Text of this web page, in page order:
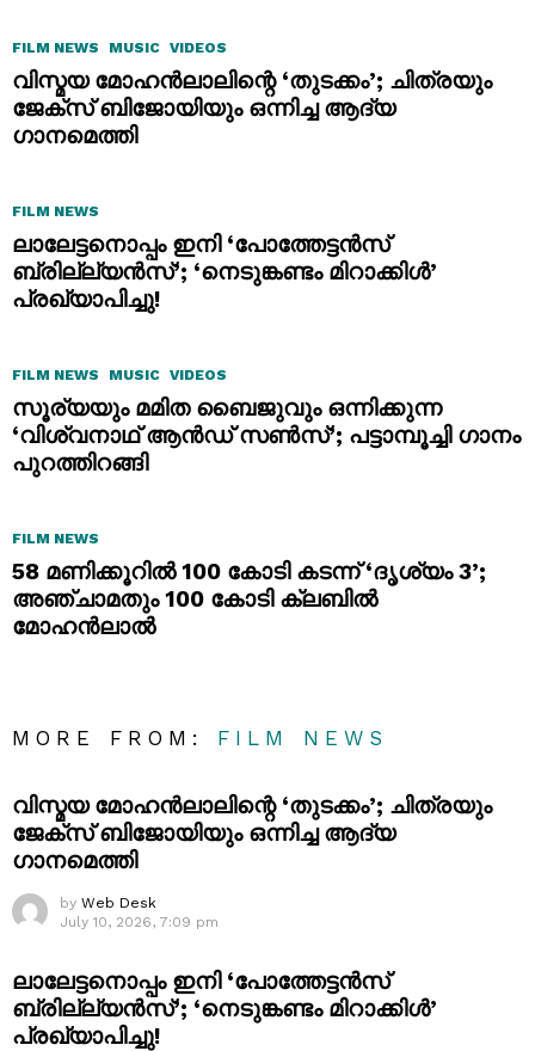
FILM NEWS MUSIC VIDEOS
വിസ്മയ മോഹൻലാലിന്റെ ‘തുടക്കം’; ചിത്രയും
ജേക്സ് ബിജോയിയും ഒന്നിച്ച ആദ്യ
ഗാനമെത്തി
FILM NEWS
ലാലേട്ടനൊപ്പം ഇനി ‘പോത്തേട്ടൻസ്
ബ്രില്ല്യൻസ്’; ‘നെടുങ്കണ്ടം മിറാക്കിൾ’
പ്രഖ്യാപിച്ചു!
FILM NEWS MUSIC VIDEOS
സൂര്യയും മമിത ബൈജുവും ഒന്നിക്കുന്ന
‘വിശ്വനാഥ് ആൻഡ് സൺസ്’; പട്ടാമ്പൂച്ചി ഗാനം
പുറത്തിറങ്ങി
FILM NEWS
58 മണിക്കൂറിൽ 100 കോടി കടന്ന് ‘ദൃശ്യം 3’;
അഞ്ചാമതും 100 കോടി ക്ലബിൽ
മോഹൻലാൽ
MORE FROM: FILM NEWS
വിസ്മയ മോഹൻലാലിന്റെ ‘തുടക്കം’; ചിത്രയും
ജേക്സ് ബിജോയിയും ഒന്നിച്ച ആദ്യ
ഗാനമെത്തി
by Web Desk
July 10, 2026, 7:09 pm
ലാലേട്ടനൊപ്പം ഇനി ‘പോത്തേട്ടൻസ്
ബ്രില്ല്യൻസ്’; ‘നെടുങ്കണ്ടം മിറാക്കിൾ’
പ്രഖ്യാപിച്ചു!